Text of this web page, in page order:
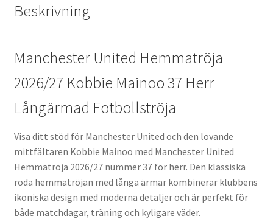
Beskrivning
Manchester United Hemmatröja
2026/27 Kobbie Mainoo 37 Herr
Långärmad Fotbollströja
Visa ditt stöd för Manchester United och den lovande
mittfältaren Kobbie Mainoo med Manchester United
Hemmatröja 2026/27 nummer 37 för herr. Den klassiska
röda hemmatröjan med långa ärmar kombinerar klubbens
ikoniska design med moderna detaljer och är perfekt för
både matchdagar, träning och kyligare väder.